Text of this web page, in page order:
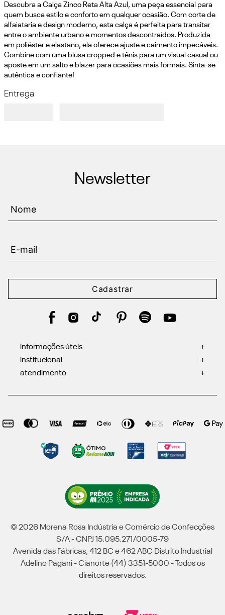
Descubra a Calça Zinco Reta Alta Azul, uma peça essencial para
quem busca estilo e conforto em qualquer ocasião. Com corte de
alfaiataria e design moderno, esta calça é perfeita para transitar
entre o ambiente urbano e momentos descontraídos. Produzida
em poliéster e elastano, ela oferece ajuste e caimento impecáveis.
Combine com uma blusa cropped e tênis para um visual casual ou
aposte em um salto e blazer para ocasiões mais formais. Sinta-se
autêntica e confiante!
Entrega
Newsletter
Cadastrar
informações úteis
+
institucional
+
atendimento
+
© 2026 Morena Rosa Indústria e Comércio de Confecções
S/A - CNPJ 15.095.271/0005-79
Avenida das Fábricas, 412 BC e 462 ABC Distrito Industrial
Adelino Pagani - Cianorte (44) 3351-5000 - Todos os
direitos reservados.